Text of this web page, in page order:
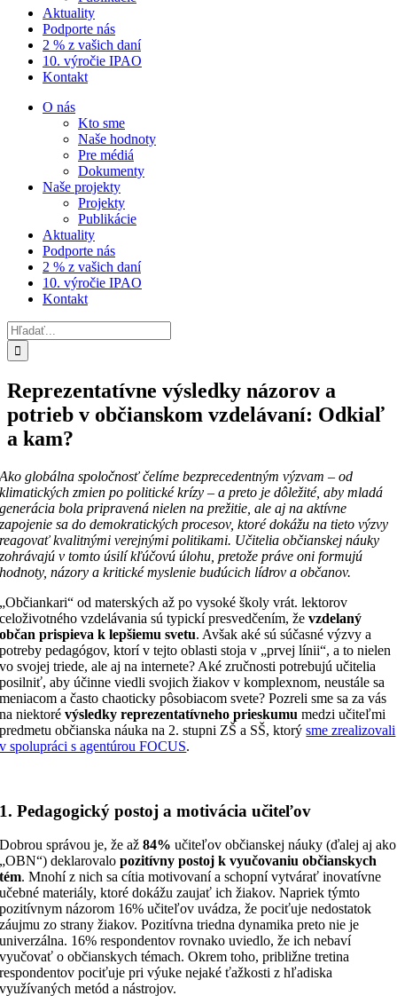
Aktuality
Podporte nás
2 % z vašich daní
10. výročie IPAO
Kontakt
O nás
Kto sme
Naše hodnoty
Pre médiá
Dokumenty
Naše projekty
Projekty
Publikácie
Aktuality
Podporte nás
2 % z vašich daní
10. výročie IPAO
Kontakt
Hľadať:
Reprezentatívne výsledky názorov a
potrieb v občianskom vzdelávaní: Odkiaľ
a kam?
Ako globálna spoločnosť čelíme bezprecedentným výzvam – od
klimatických zmien po politické krízy – a preto je dôležité, aby mladá
generácia bola pripravená nielen na prežitie, ale aj na aktívne
zapojenie sa do demokratických procesov, ktoré dokážu na tieto výzvy
reagovať kvalitnými verejnými politikami. Učitelia občianskej náuky
zohrávajú v tomto úsilí kľúčovú úlohu, pretože práve oni formujú
hodnoty, názory a kritické myslenie budúcich lídrov a občanov.
„Občiankari“ od materských až po vysoké školy vrát. lektorov
celoživotného vzdelávania sú typickí presvedčením, ževzdelaný
občan prispieva k lepšiemu svetu. Avšak aké sú súčasné výzvy a
potreby pedagógov, ktorí v tejto oblasti stoja v „prvej línii“, a to nielen
vo svojej triede, ale aj na internete? Aké zručnosti potrebujú učitelia
posilniť, aby účinne viedli svojich žiakov v komplexnom, neustále sa
meniacom a často chaoticky pôsobiacom svete? Pozreli sme sa za vás
na niektorévýsledky reprezentatívneho prieskumu medzi učiteľmi
predmetu občianska náuka na 2. stupni ZŠ a SŠ, ktorýsme zrealizovali
v spolupráci s agentúrou FOCUS.
1. Pedagogický postoj a motivácia učiteľov
Dobrou správou je, že až84% učiteľov občianskej náuky (ďalej aj ako
„OBN“) deklarovalopozitívny postoj k vyučovaniu občianskych
tém. Mnohí z nich sa cítia motivovaní a schopní vytvárať inovatívne
učebné materiály, ktoré dokážu zaujať ich žiakov. Napriek týmto
pozitívnym názorom 16% učiteľov uvádza, že pociťuje nedostatok
záujmu zo strany žiakov. Pozitívna triedna dynamika preto nie je
univerzálna. 16% respondentov rovnako uviedlo, že ich nebaví
vyučovať o občianskych témach. Okrem toho, približne tretina
respondentov pociťuje pri výuke nejaké ťažkosti z hľadiska
využívaných metód a nástrojov.